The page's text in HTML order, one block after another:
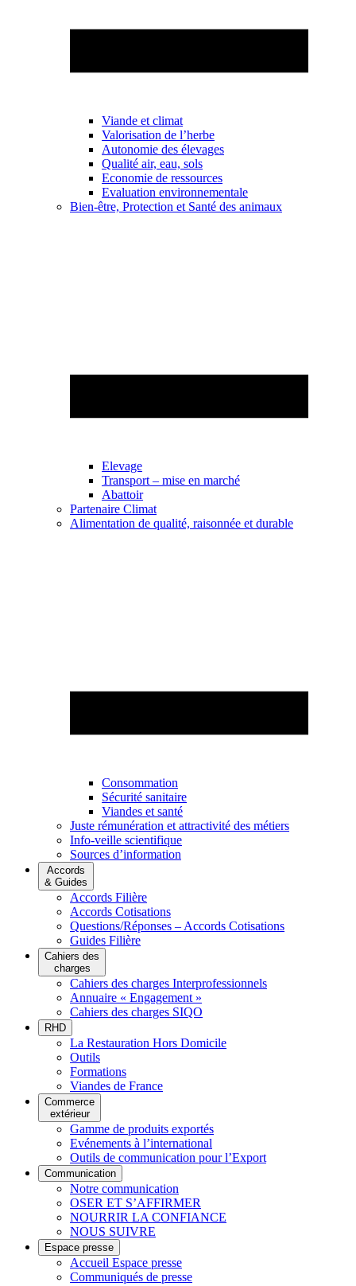
Viande et climat
Valorisation de l’herbe
Autonomie des élevages
Qualité air, eau, sols
Economie de ressources
Evaluation environnementale
Bien-être, Protection et Santé des animaux
Elevage
Transport – mise en marché
Abattoir
Partenaire Climat
Alimentation de qualité, raisonnée et durable
Consommation
Sécurité sanitaire
Viandes et santé
Juste rémunération et attractivité des métiers
Info-veille scientifique
Sources d’information
Accords
& Guides
Accords Filière
Accords Cotisations
Questions/Réponses – Accords Cotisations
Guides Filière
Cahiers des
charges
Cahiers des charges Interprofessionnels
Annuaire « Engagement »
Cahiers des charges SIQO
RHD
La Restauration Hors Domicile
Outils
Formations
Viandes de France
Commerce
extérieur
Gamme de produits exportés
Evénements à l’international
Outils de communication pour l’Export
Communication
Notre communication
OSER ET S’AFFIRMER
NOURRIR LA CONFIANCE
NOUS SUIVRE
Espace presse
Accueil Espace presse
Communiqués de presse